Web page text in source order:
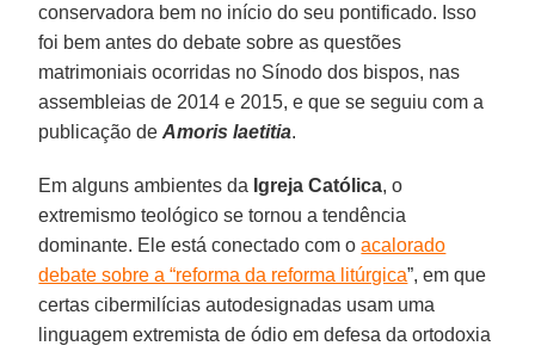
conservadora bem no início do seu pontificado. Isso
foi bem antes do debate sobre as questões
matrimoniais ocorridas no Sínodo dos bispos, nas
assembleias de 2014 e 2015, e que se seguiu com a
publicação deAmoris laetitia.
Em alguns ambientes da Igreja Católica, o
extremismo teológico se tornou a tendência
dominante. Ele está conectado com oacalorado
debate sobre a “reforma da reforma litúrgica”, em que
certas cibermilícias autodesignadas usam uma
linguagem extremista de ódio em defesa da ortodoxia